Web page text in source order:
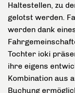
Haltestellen, zu
gelotst werden.
werden dank
Tochter ioki
ihre eigens
Kombination aus
Buchung